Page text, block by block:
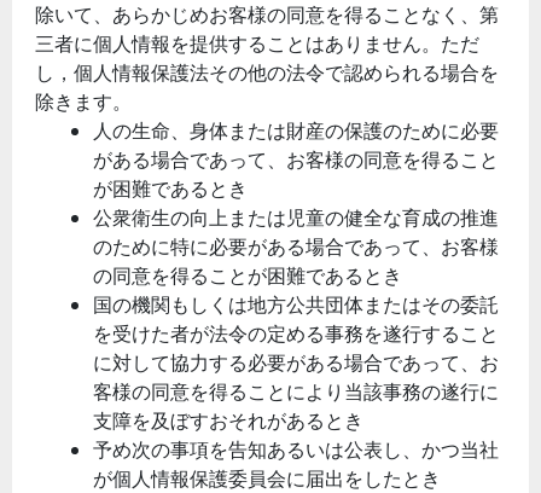
除いて、あらかじめお客様の同意を得ることなく、第
三者に個人情報を提供することはありません。ただ
し，個人情報保護法その他の法令で認められる場合を
除きます。
人の生命、身体または財産の保護のために必要
がある場合であって、お客様の同意を得ること
が困難であるとき
公衆衛生の向上または児童の健全な育成の推進
のために特に必要がある場合であって、お客様
の同意を得ることが困難であるとき
国の機関もしくは地方公共団体またはその委託
を受けた者が法令の定める事務を遂行すること
に対して協力する必要がある場合であって、お
客様の同意を得ることにより当該事務の遂行に
支障を及ぼすおそれがあるとき
予め次の事項を告知あるいは公表し、かつ当社
が個人情報保護委員会に届出をしたとき